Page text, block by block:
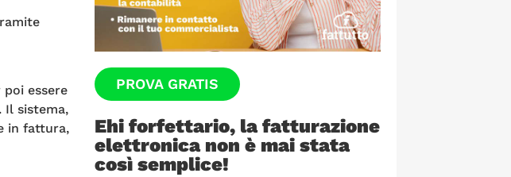
poi essere
. Il sistema,
in fattura,
PROVA GRATIS
Ehi forfettario, la fatturazione
elettronica non è mai stata
così semplice!